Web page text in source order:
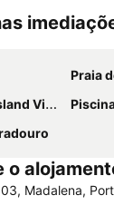
Praia
Culture
Piscinas
o
Madalena,